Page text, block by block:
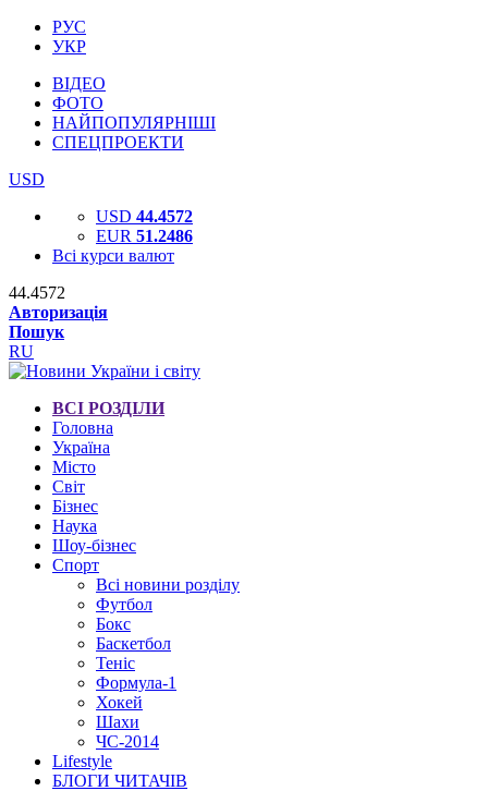
РУС
УКР
ВІДЕО
ФОТО
НАЙПОПУЛЯРНІШІ
СПЕЦПРОЕКТИ
USD
USD 44.4572
EUR 51.2486
Всі курси валют
44.4572
Авторизація
Пошук
RU
ВСІ РОЗДІЛИ
Головна
Україна
Місто
Світ
Бізнес
Наука
Шоу-бізнес
Спорт
Всі новини розділу
Футбол
Бокс
Баскетбол
Теніс
Формула-1
Хокей
Шахи
ЧС-2014
Lifestyle
БЛОГИ ЧИТАЧІВ